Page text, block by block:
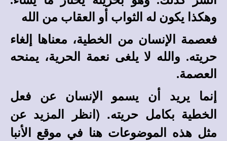
وهكذا يكون له الثواب أو العقاب من الله
فعصمة الإنسان من الخطية، معناها إلغاء
حريته. والله لا يلغى نعمة الحرية، يمنحه
العصمة.
إنما يريد أن يسمو الإنسان عن فعل
الخطية بكامل حريته. (انظر المزيد عن
مثل هذه الموضوعات هنا في موقع الأنبا